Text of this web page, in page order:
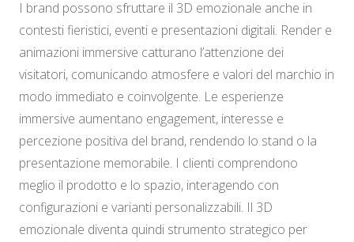
I brand possono sfruttare il 3D emozionale anche in
contesti fieristici, eventi e presentazioni digitali. Render e
animazioni immersive catturano l’attenzione dei
visitatori, comunicando atmosfere e valori del marchio in
modo immediato e coinvolgente. Le esperienze
immersive aumentano engagement, interesse e
percezione positiva del brand, rendendo lo stand o la
presentazione memorabile. I clienti comprendono
meglio il prodotto e lo spazio, interagendo con
configurazioni e varianti personalizzabili. Il 3D
emozionale diventa quindi strumento strategico per